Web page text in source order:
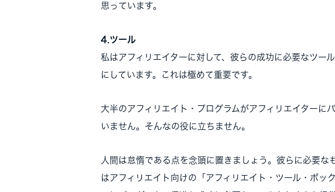
思っています。
4.ツール
私はアフィリエイターに対して、彼らの成功に必要なツー
にしています。これは極めて重要です。
大半のアフィリエイト・プログラムがアフィリエイターに
いません。そんなの役に立ちません。
人間は怠惰である点を念頭に置きましょう。彼らに必要
はアフィリエイト向けの「アフィリエイト・ツール・ボッ